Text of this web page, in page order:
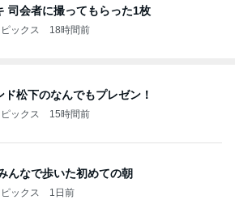
司会者に撮ってもらった1枚
ックス 18時間前
ド松下のなんでもプレゼン！
ックス 15時間前
んなで歩いた初めての朝
ックス 1日前